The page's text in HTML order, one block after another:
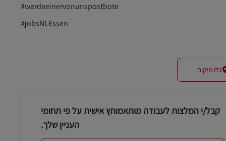
#werdeeinervonunspostbote
#jobsNLEssen
גלו מיקום
קבל/י המלצות לעבודה מותאמותץ אישית על פי תחומי
העניין שלך.